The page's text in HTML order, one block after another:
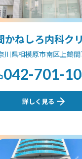
かねしろ内科ク
川県相模原市南区上鶴
042-701-
詳しく見る